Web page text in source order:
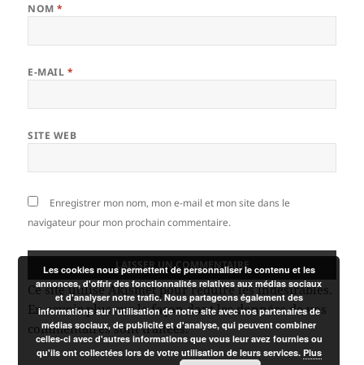
NOM*
E-MAIL *
SITE WEB
Enregistrer mon nom, mon e-mail et mon site dans le
navigateur pour mon prochain commentaire.
Ce site utilise Akismet pour réduire les indésirables.
En savoir plus sur la façon dont les données de vos
commentaires sont traitées.
Les cookies nous permettent de personnaliser le contenu et les
annonces, d'offrir des fonctionnalités relatives aux médias sociaux
et d'analyser notre trafic. Nous partageons également des
informations sur l'utilisation de notre site avec nos partenaires de
médias sociaux, de publicité et d'analyse, qui peuvent combiner
celles-ci avec d'autres informations que vous leur avez fournies ou
qu'ils ont collectées lors de votre utilisation de leurs services. Plus